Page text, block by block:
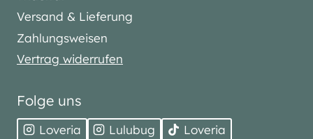
Versand & Lieferung
Zahlungsweisen
Vertrag widerrufen
Folge uns
Loveria Lulubug
Loveria